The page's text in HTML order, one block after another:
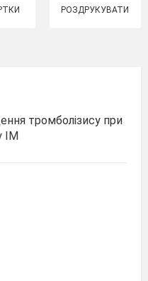
РОЗДРУКУВАТИ
тромболізису при
ІМ